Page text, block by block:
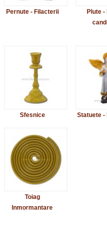
Pernute - Filacterii
Plute -
Sfesnice Statuete -
Toiag
Inmormantare